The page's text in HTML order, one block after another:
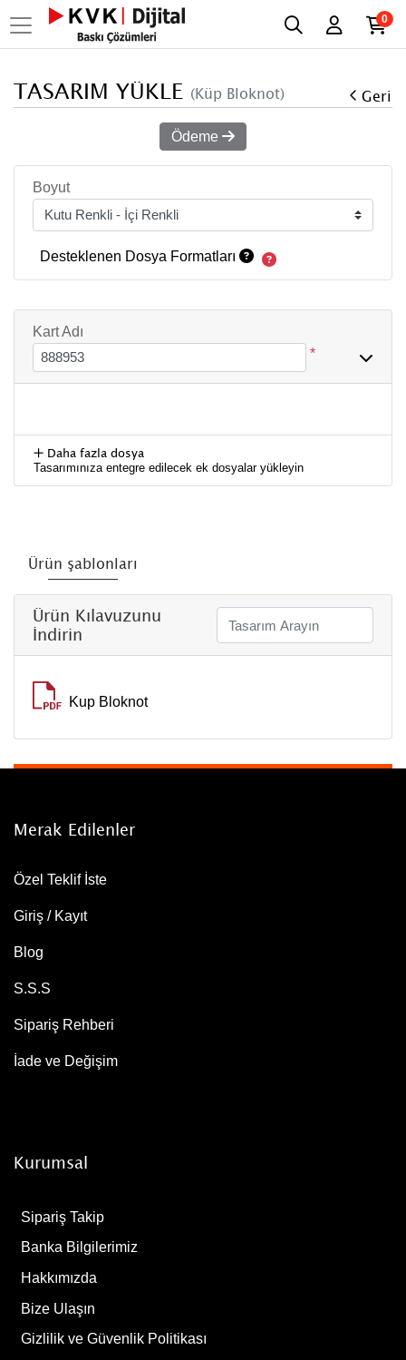
0
TASARIM YÜKLE (Küp Bloknot) Geri
Ürün şablonları
Ürün Kılavuzunu
İndirin
Kup Bloknot
Ödeme
Boyut
Desteklenen Dosya Formatları
Kart Adı
*
Daha fazla dosya
Tasarımınıza entegre edilecek ek dosyalar yükleyin
Merak Edilenler
Özel Teklif İste
Giriş / Kayıt
Blog
S.S.S
Sipariş Rehberi
İade ve Değişim
Kurumsal
Sipariş Takip
Banka Bilgilerimiz
Hakkımızda
Bize Ulaşın
Gizlilik ve Güvenlik Politikası